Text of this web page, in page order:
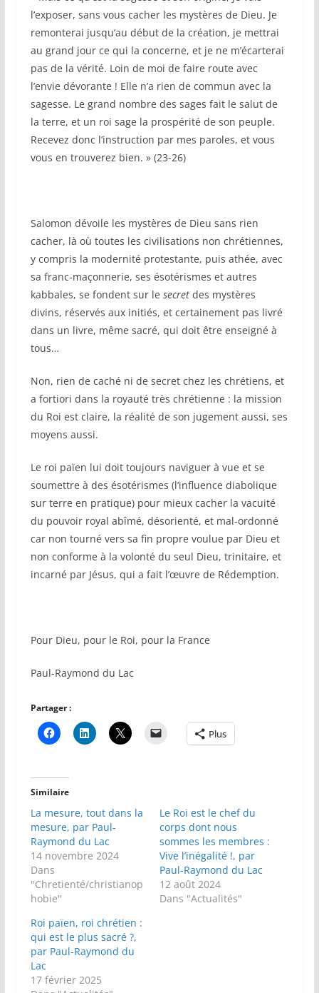
l’exposer, sans vous cacher les mystères de Dieu. Je
remonterai jusqu’au début de la création, je mettrai
au grand jour ce qui la concerne, et je ne m’écarterai
pas de la vérité. Loin de moi de faire route avec
l’envie dévorante ! Elle n’a rien de commun avec la
sagesse. Le grand nombre des sages fait le salut de
la terre, et un roi sage la prospérité de son peuple.
Recevez donc l’instruction par mes paroles, et vous
vous en trouverez bien. » (23-26)
Salomon dévoile les mystères de Dieu sans rien
cacher, là où toutes les civilisations non chrétiennes,
y compris la modernité protestante, puis athée, avec
sa franc-maçonnerie, ses ésotérismes et autres
kabbales, se fondent sur le secretdes mystères
divins, réservés aux initiés, et certainement pas livré
dans un livre, même sacré, qui doit être enseigné à
tous…
Non, rien de caché ni de secret chez les chrétiens, et
a fortiori dans la royauté très chrétienne : la mission
du Roi est claire, la réalité de son jugement aussi, ses
moyens aussi.
Le roi païen lui doit toujours naviguer à vue et se
soumettre à des ésotérismes (l’influence diabolique
sur terre en pratique) pour mieux cacher la vacuité
du pouvoir royal abîmé, désorienté, et mal-ordonné
car non tourné vers sa fin propre voulue par Dieu et
non conforme à la volonté du seul Dieu, trinitaire, et
incarné par Jésus, qui a fait l’œuvre de Rédemption.
Pour Dieu, pour le Roi, pour la France
Paul-Raymond du Lac
Partager :
Plus
Similaire
La mesure, tout dans la
mesure, par Paul-
Raymond du Lac
14 novembre 2024
Dans
"Chretienté/christianop
hobie"
Le Roi est le chef du
corps dont nous
sommes les membres :
Vive l’inégalité !, par
Paul-Raymond du Lac
12 août 2024
Dans "Actualités"
Roi païen, roi chrétien :
qui est le plus sacré ?,
par Paul-Raymond du
Lac
17 février 2025